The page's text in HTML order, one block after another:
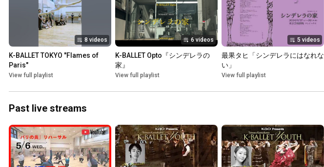
8 videos
K-BALLET TOKYO "Flames of
Paris"
View full playlist
6 videos
K-BALLET Opto『シンデレラの
家』
View full playlist
5 videos
最果タヒ「シンデレラにはなれな
い」
View full playlist
Past live streams